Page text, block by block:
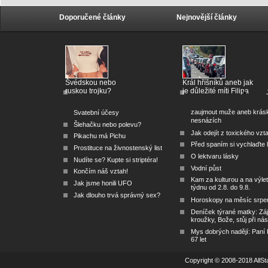
Doporučené články
Švédskou nebo
ruskou trojku?
Svatební účesy
Šlehačku nebo polevu?
Pikachu má Pichu
Prostituce na živnostenský list
Nudíte se? Kupte si striptéra!
Končím náš vztah!
Jak jsme honili UFO
Jak dlouho trvá správný sex?
Nejnovější články
Král hříšníků aneb jak
je důležité míti Filipa
zaujmout muže aneb
nesnázích
Jak odejít z toxického
Před spaním si vychlaďte
O lektvaru lásky
Vodní půst
Kam za kulturou a na
týdnu od 2.8. do 9.8.
Horoskopy na měsíc
Deníček týrané matky:
kroužky, Bože, stůj při nás
Mys dobrých nadějí: Paní
67 let
Copyright © 2008-2018